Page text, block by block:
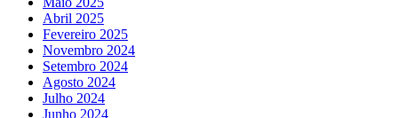
Abril 2025
Fevereiro 2025
Novembro 2024
Setembro 2024
Agosto 2024
Julho 2024
Junho 2024